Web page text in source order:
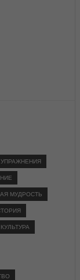
МУДРОСТЬ
КУЛЬТУРА